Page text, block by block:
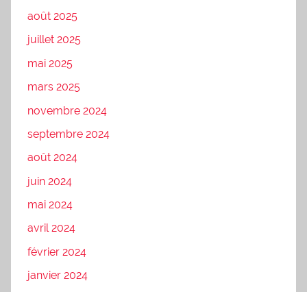
août 2025
juillet 2025
mai 2025
mars 2025
novembre 2024
septembre 2024
août 2024
juin 2024
mai 2024
avril 2024
février 2024
janvier 2024